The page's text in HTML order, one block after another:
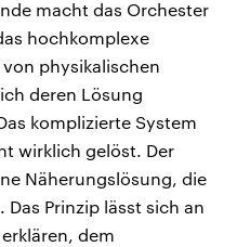
macht das Orchester
hochkomplexe
physikalischen
deren Lösung
komplizierte System
wirklich gelöst. Der
Näherungslösung, die
Prinzip lässt sich an
dem